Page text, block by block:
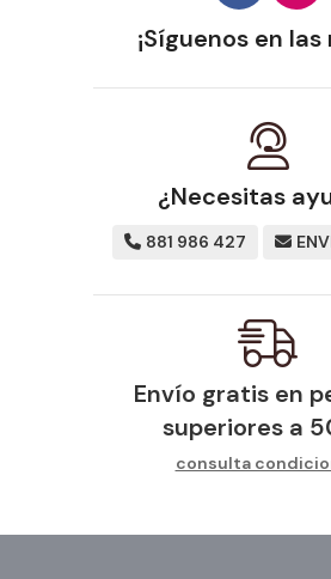
¡Síguenos en las
¿Necesitas
881 986 427
Envío gratis en
superiores a
consulta